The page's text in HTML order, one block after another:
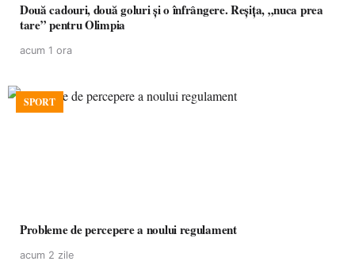
Două cadouri, două goluri și o înfrângere. Reșița, „nuca prea
tare” pentru Olimpia
acum 1 ora
SPORT
Probleme de percepere a noului regulament
acum 2 zile